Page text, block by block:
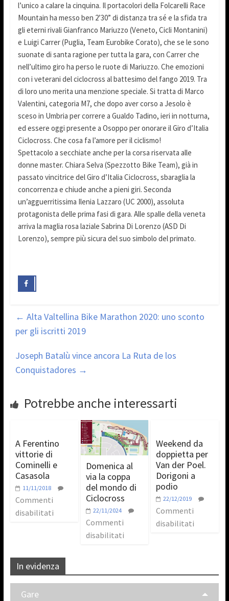
l’unico a calare la cinquina. Il portacolori della Folcarelli Race
Mountain ha messo ben 2’30” di distanza tra sé e la sfida tra
gli eterni rivali Gianfranco Mariuzzo (Veneto, Cicli Montanini)
e Luigi Carrer (Puglia, Team Eurobike Corato), che se le sono
suonate di santa ragione per tutta la gara, con Carrer che
nell’ultimo giro ha perso le ruote di Mariuzzo. Che emozioni
con i veterani del ciclocross al battesimo del fango 2019. Tra
di loro uno merita una menzione speciale. Si tratta di Marco
Valentini, categoria M7, che dopo aver corso a Jesolo è
sceso in Umbria per correre a Gualdo Tadino, ieri in notturna,
ed essere oggi presente a Osoppo per onorare il Giro d’Italia
Ciclocross. Che cosa fa l’amore per il ciclismo!
Spettacolo a secchiate anche per la corsa riservata alle
donne master. Chiara Selva (Spezzotto Bike Team), già in
passato vincitrice del Giro d’Italia Ciclocross, sbaraglia la
concorrenza e chiude anche a pieni giri. Seconda
un’agguerritissima Ilenia Lazzaro (UC 2000), assoluta
protagonista delle prima fasi di gara. Alle spalle della veneta
arriva la maglia rosa laziale Sabrina Di Lorenzo (ASD Di
Lorenzo), sempre più sicura del suo simbolo del primato.
← Alta Valtellina Bike Marathon 2020: uno sconto
per gli iscritti 2019
Joseph Batalù vince ancora La Ruta de los
Conquistadores →
Potrebbe anche interessarti
A Ferentino
vittorie di
Cominelli e
Casasola
11/11/2018
Commenti
disabilitati
Domenica al
via la coppa
del mondo di
Ciclocross
22/11/2024
Commenti
disabilitati
Weekend da
doppietta per
Van der Poel.
Dorigoni a
podio
22/12/2019
Commenti
disabilitati
In evidenza
Gare